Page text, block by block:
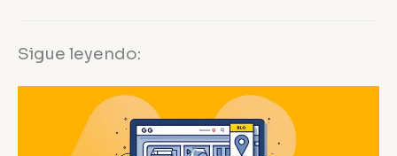
Sigue leyendo: